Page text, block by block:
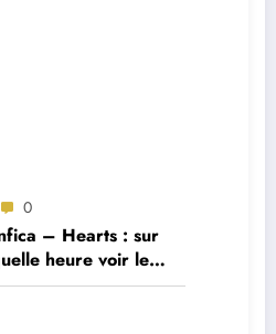
0
– Hearts : sur
heure voir le